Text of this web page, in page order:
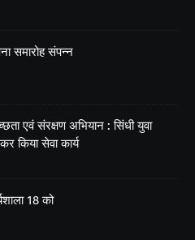
समारोह संपन्न
एवं संरक्षण अभियान : सिंधी युवा
किया सेवा कार्य
18 को